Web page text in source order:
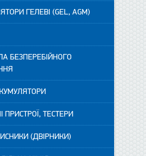
ГЕЛЕВІ (GEL, AGM)
БЕЗПЕРЕБІЙНОГО
ПРИСТРОЇ, ТЕСТЕРИ
(ДВІРНИКИ)